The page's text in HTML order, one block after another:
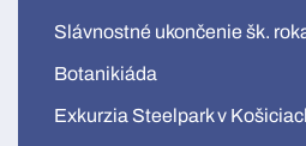
Slávnostné ukončenie šk.
Botanikiáda
Exkurzia Steelpark v